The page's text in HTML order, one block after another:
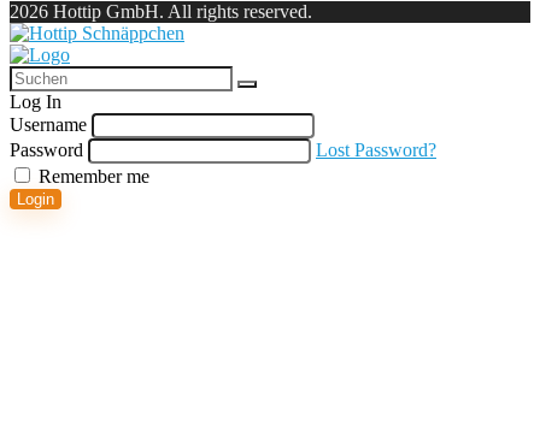
2026 Hottip GmbH. All rights reserved.
Log In
Username
Password
Lost Password?
Remember me
Login